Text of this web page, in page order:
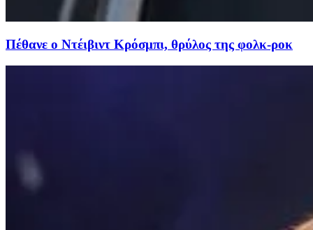
Πέθανε ο Ντέιβιντ Κρόσμπι, θρύλος της φολκ-ροκ